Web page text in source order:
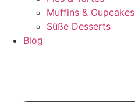
Muffins & Cupcakes
Süße Desserts
Blog